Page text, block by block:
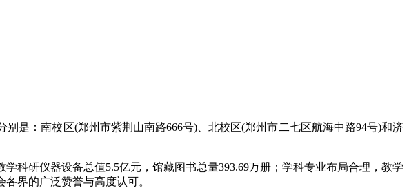
是：南校区(郑州市紫荆山南路666号)、北校区(郑州市二七区航海中路94号)和济
科研仪器设备总值5.5亿元，馆藏图书总量393.69万册；学科专业布局合理，教学
界的广泛赞誉与高度认可。